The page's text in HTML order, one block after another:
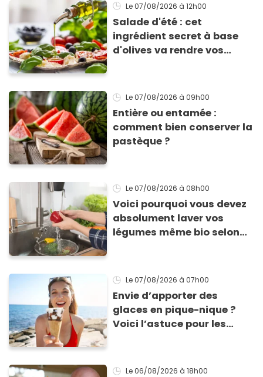
Le 07/08/2026 à 12h00
Salade d'été : cet
ingrédient secret à base
d'olives va rendre vos
Le 07/08/2026 à 09h00
Entière ou entamée :
comment bien conserver la
pastèque ?
Le 07/08/2026 à 08h00
Voici pourquoi vous devez
absolument laver vos
légumes même bio selon
Le 07/08/2026 à 07h00
Envie d’apporter des
glaces en pique-nique ?
Voici l’astuce pour les
ne fondent !
Le 06/08/2026 à 18h00